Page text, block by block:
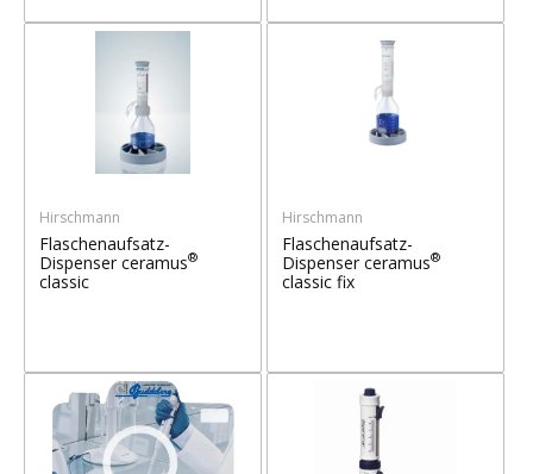
Hirschmann
Flaschenaufsatz-
Dispenser ceramus®
classic
Hirschmann
Flaschenaufsatz-
Dispenser ceramus®
classic fix